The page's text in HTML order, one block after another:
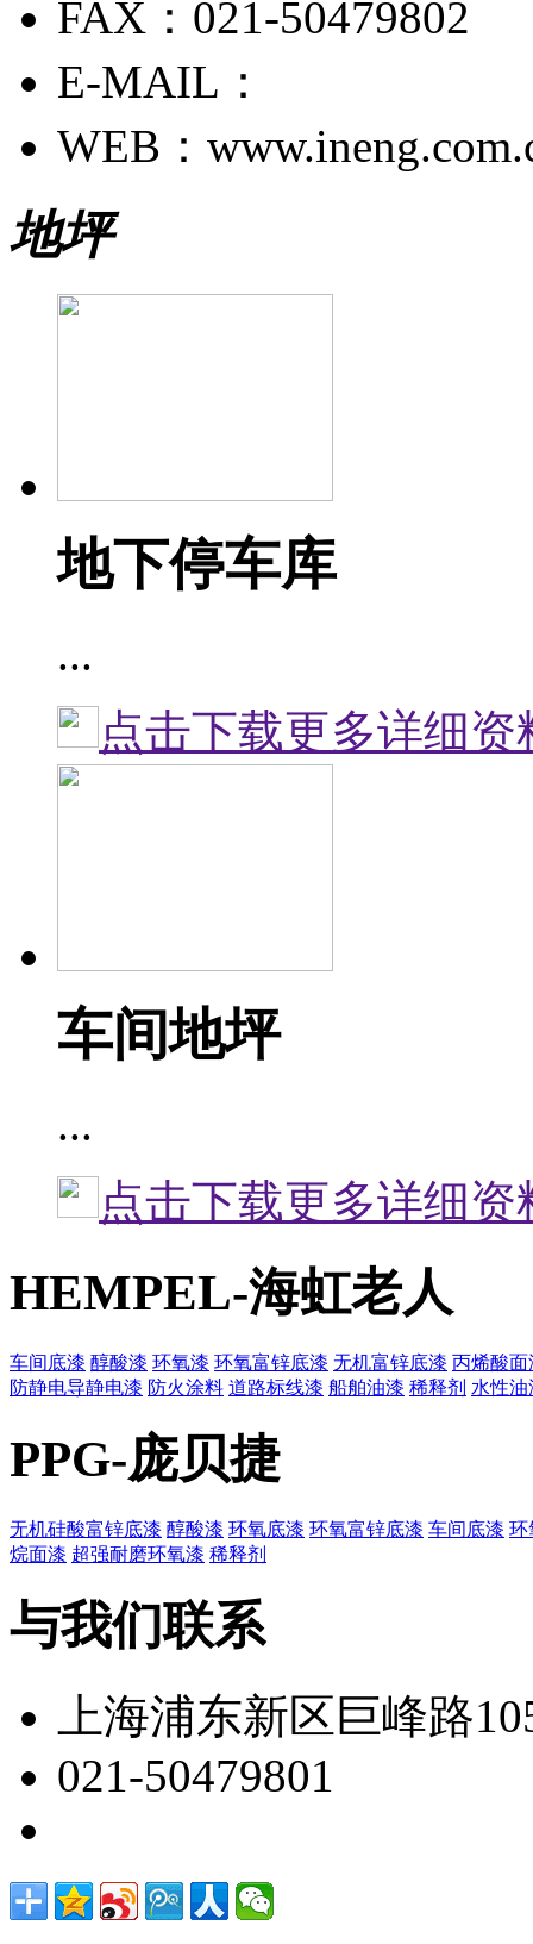
FAX：021-50479802
E-MAIL：
WEB：
地坪
地下停车库
...
点击下载更多详细资
车间地坪
...
点击下载更多详细资
HEMPEL-海虹老人
车间底漆 醇酸漆 环氧漆 环氧富锌底漆 无机富锌底漆 丙烯酸面
防静电导静电漆 防火涂料 道路标线漆 船舶油漆 稀释剂 水性油
PPG-庞贝捷
无机硅酸富锌底漆 醇酸漆 环氧底漆 环氧富锌底漆 车间底漆 环
烷面漆 超强耐磨环氧漆 稀释剂
与我们联系
上海浦东新区巨峰路
021-50479801